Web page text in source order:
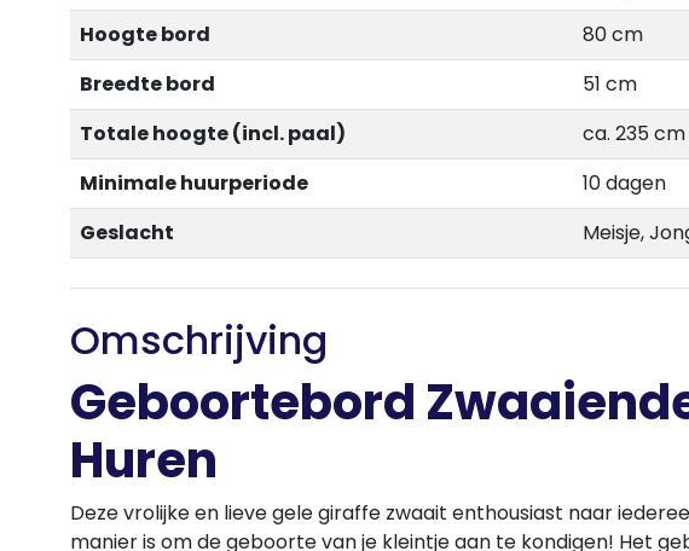
Hoogte bord
80 cm
Breedte bord
51 cm
Totale hoogte (incl. paal)
ca. 235 cm
Minimale huurperiode
10 dagen
Geslacht
Meisje,
Omschrijving
Geboortebord
Huren
Deze vrolijke en lieve gele giraffe zwaait enthousiast naar
manier is om de geboorte van je kleintje aan te kondigen! Het